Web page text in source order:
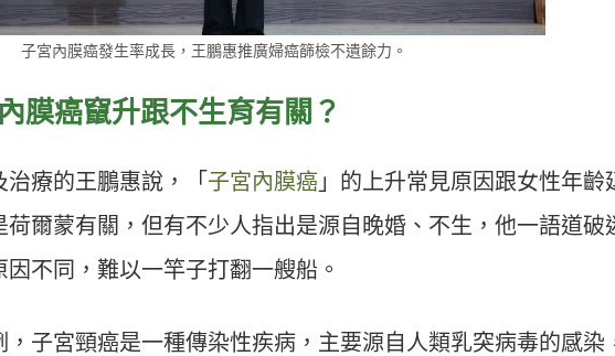
子宮內膜癌發生率成長，王鵬惠推廣婦癌篩檢不遺餘力。
膜癌竄升跟不生育有關？
療的王鵬惠說，「 子宮內膜癌 」的上升常見原因跟女性年齡
荷爾蒙有關，但有不少人指出是源自晚婚、不生，他一語道破
不同，難以一竿子打翻一艘船。
子宮頸癌是一種傳染性疾病，主要源自人類乳突病毒的感染